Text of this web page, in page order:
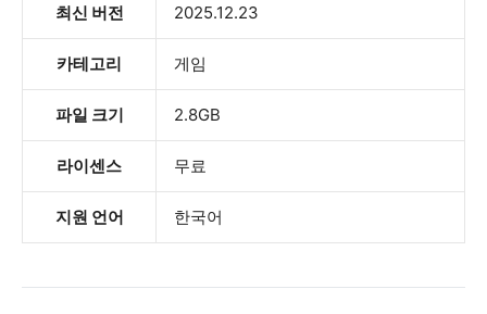
최신 버전 2025.12.23
카테고리 게임
파일 크기 2.8GB
라이센스 무료
지원 언어 한국어